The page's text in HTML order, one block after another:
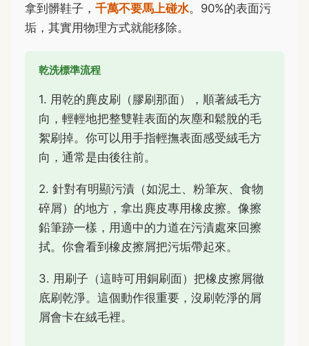
拿到髒鞋子， 千萬不要馬上碰水。90%的表面污
垢，其實用物理方式就能移除。
乾洗標準流程
1. 用乾的麂皮刷（膠刷那面），順著絨毛方
向，輕輕地把整雙鞋表面的灰塵和鬆脫的毛
絮刷掉。你可以用手指輕撫表面感受絨毛方
向，通常是由後往前。
2. 針對有明顯污漬（如泥土、粉筆灰、食物
碎屑）的地方，拿出麂皮專用橡皮擦。像擦
鉛筆跡一樣，用適中的力道在污漬處來回擦
拭。你會看到橡皮擦屑把污垢帶起來。
3. 用刷子（這時可用銅刷面）把橡皮擦屑徹
底刷乾淨。這個動作很重要，沒刷乾淨的屑
屑會卡在絨毛裡。